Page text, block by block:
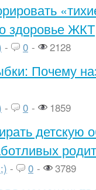
здоровье ЖКТ
- 0 - 2128
Почему
- 0 - 1859
детскую
- 0 - 3789